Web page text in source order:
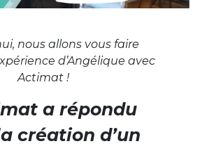
nous allons vous faire
d’Angélique avec
Actimat !
a répondu
création d’un